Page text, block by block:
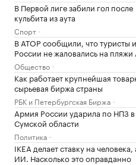
В Первой лиге забили гол после
кульбита из аута
Спорт
В АТОР сообщили, что туристы
России не жаловались на пляжи
Общество
Как работает крупнейшая
сырьевая биржа страны
РБК и Петербургская Биржа
Армия России ударила по НПЗ в
Сумской области
Политика
IKEA делает ставку на человека,
ИИ. Насколько это оправданно